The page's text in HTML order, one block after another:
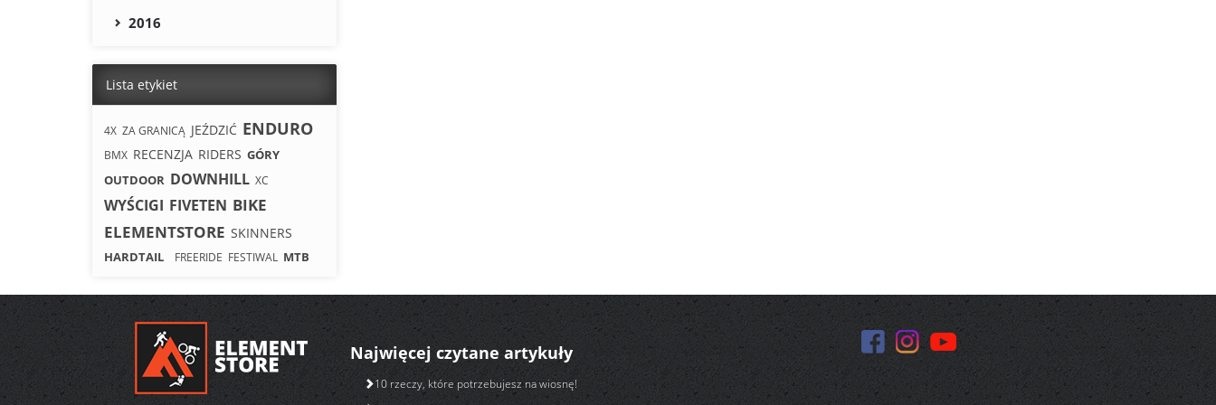
2016
Lista etykiet
4X ZA GRANICĄ JEŹDZIĆ ENDURO
BMX RECENZJA RIDERS GÓRY
OUTDOOR DOWNHILL XC
WYŚCIGI FIVETEN BIKE
ELEMENTSTORE SKINNERS
HARDTAIL FREERIDE FESTIWAL MTB
Najwięcej czytane artykuły
10 rzeczy, które potrzebujesz na wiosnę!